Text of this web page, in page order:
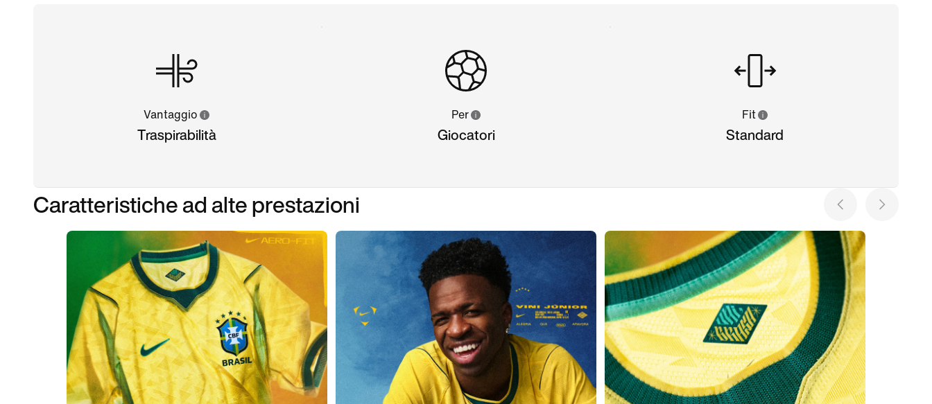
Vantaggio
Traspirabilità
Per
Giocatori
Fit
Standard
Caratteristiche ad alte prestazioni